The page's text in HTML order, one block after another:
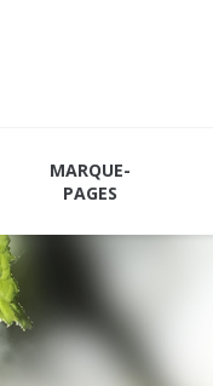
MARQUE-
PAGES